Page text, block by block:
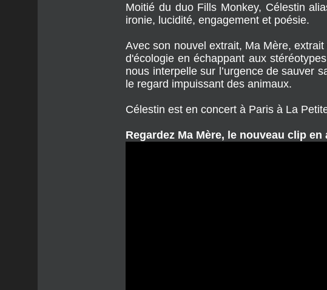
Moitié du duo Fills Monkey, Célestin
ironie, lucidité, engagement et poésie.
Avec son nouvel extrait, Ma Mère,
d'écologie en échappant aux
nous interpelle sur l’urgence de sauver
le regard impuissant des animaux.
Célestin est en concert à Paris à La
Regardez Ma Mère, le nouveau clip